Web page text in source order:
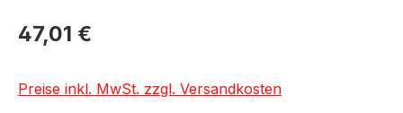
47,01 €
Preise inkl. MwSt. zzgl. Versandkosten